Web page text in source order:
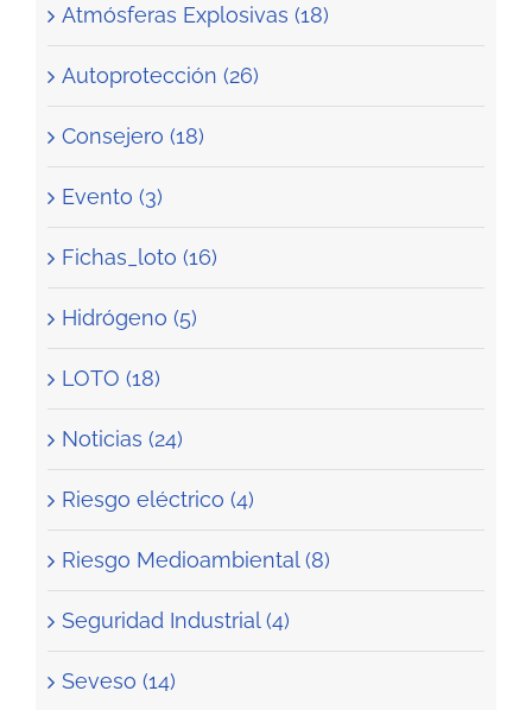
Atmósferas Explosivas (18)
Autoprotección (26)
Consejero (18)
Evento (3)
Fichas_loto (16)
Hidrógeno (5)
LOTO (18)
Noticias (24)
Riesgo eléctrico (4)
Riesgo Medioambiental (8)
Seguridad Industrial (4)
Seveso (14)